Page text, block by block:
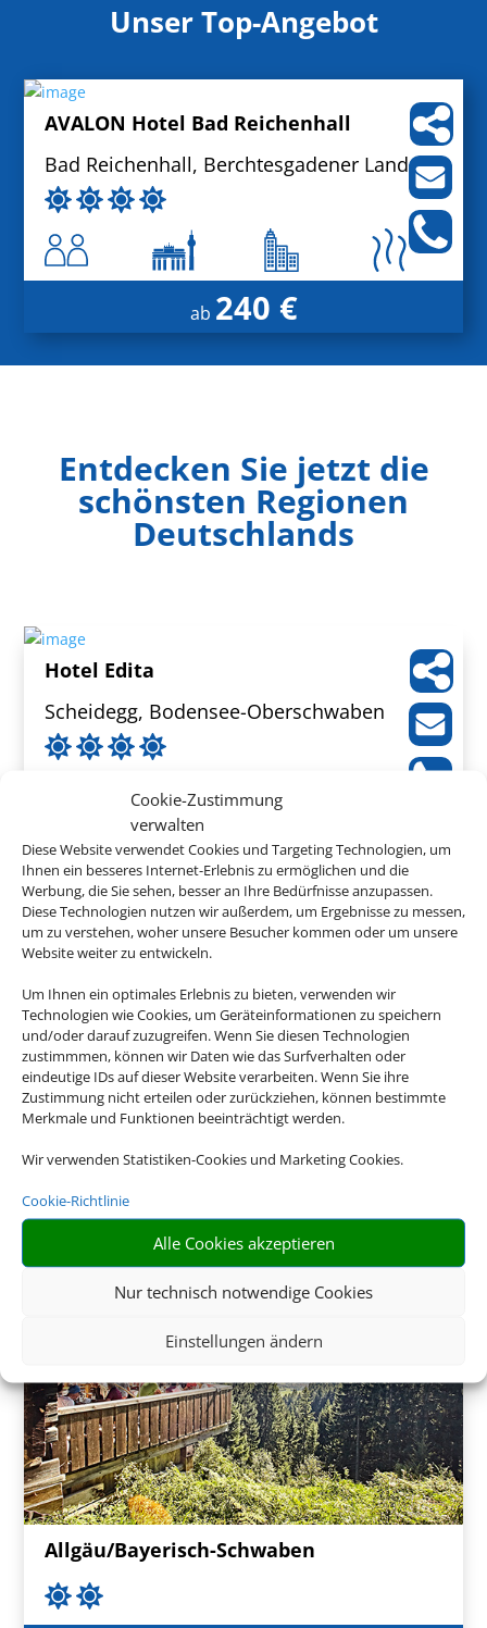
Cookie-Zustimmung
verwalten
Diese Website verwendet Cookies und Targeting Technologien, um
Ihnen ein besseres Internet-Erlebnis zu ermöglichen und die
Werbung, die Sie sehen, besser an Ihre Bedürfnisse anzupassen.
Diese Technologien nutzen wir außerdem, um Ergebnisse zu messen,
um zu verstehen, woher unsere Besucher kommen oder um unsere
Website weiter zu entwickeln.
Um Ihnen ein optimales Erlebnis zu bieten, verwenden wir
Technologien wie Cookies, um Geräteinformationen zu speichern
und/oder darauf zuzugreifen. Wenn Sie diesen Technologien
zustimmmen, können wir Daten wie das Surfverhalten oder
eindeutige IDs auf dieser Website verarbeiten. Wenn Sie ihre
Zustimmung nicht erteilen oder zurückziehen, können bestimmte
Merkmale und Funktionen beeinträchtigt werden.
Wir verwenden Statistiken-Cookies und Marketing Cookies.
Cookie-Richtlinie
Alle Cookies akzeptieren
Nur technisch notwendige Cookies
Einstellungen ändern
Unser Top-Angebot
AVALON Hotel Bad Reichenhall
Bad Reichenhall, Berchtesgadener Land
ab 240 €
Entdecken Sie jetzt die
schönsten Regionen
Deutschlands
Hotel Edita
Scheidegg, Bodensee-Oberschwaben
ab 444 €
Wieshof
Riedlhütte, Bayerischer Wald
275 €
Allgäu/Bayerisch-Schwaben